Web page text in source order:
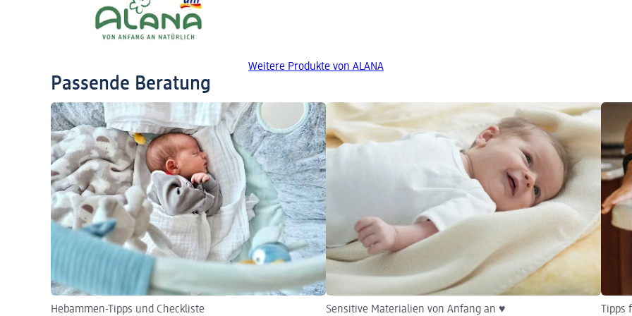
Weitere Produkte von ALANA
Passende Beratung
Hebammen-Tipps und Checkliste Sensitive Materialien von Anfang an ♥